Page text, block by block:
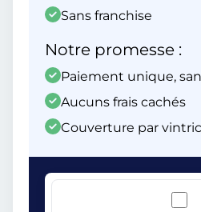
Sans franchise
Notre promesse :
Paiement unique,
Aucuns frais cachés
Couverture par